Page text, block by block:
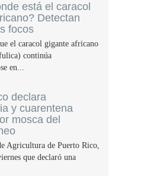
está el caracol
Detectan
focos
el caracol gigante africano
continúa
en...
declara
y cuarentena
mosca del
Agricultura de Puerto Rico,
que declaró una